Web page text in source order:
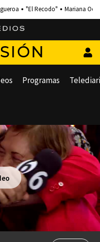
"El Recodo" Mariana
Programas